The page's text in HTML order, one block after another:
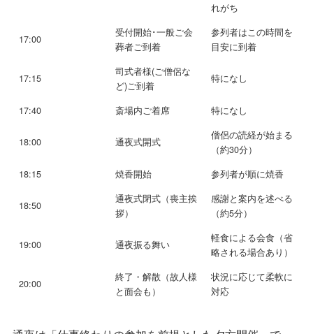
れがち
17:00
受付開始･一般ご会
葬者ご到着
参列者はこの時間を
目安に到着
17:15
司式者様(ご僧侶な
ど)ご到着
特になし
17:40 斎場内ご着席 特になし
18:00 通夜式開式
僧侶の読経が始まる
（約30分）
18:15
焼香開始 参列者が順に焼香
18:50
通夜式閉式（喪主挨
拶）
感謝と案内を述べる
（約5分）
19:00 通夜振る舞い
軽食による会食（省
略される場合あり）
20:00
終了・解散（故人様
と面会も）
状況に応じて柔軟に
対応